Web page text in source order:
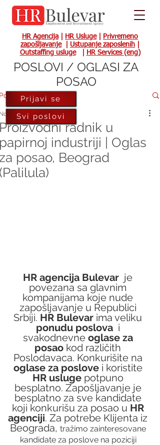
HR Agencija HR Usluge|
Privremeno
zapošljavanje| Ustupanje zaposlenih
Outstaffing usluge| HR Services (eng)
radnik u
industriji | Oglas
posao, Beograd
13, 2023
HR agencija Bulevar
  je
povezana sa glavnim
kompanijama koje nude
zapošljavanje u Republici
Srbiji. HR Bulevar ima veliku
ponudu poslova
  i
svakodnevne oglase za
posao kod različith
Poslodavaca. Konkurišite na
oglase za poslove i koristite
HR usluge potpuno
besplatno. Zapošljavanje je
besplatno za sve kandidate
koji konkurišu za posao u HR
agenciji. Za potrebe Klijenta iz
Beograda, tražimo zainteresovane
kandidate za poslove na poziciji
Prijavi se
Svi poslovi
POSLOVI / OGLASI ZA
POSAO